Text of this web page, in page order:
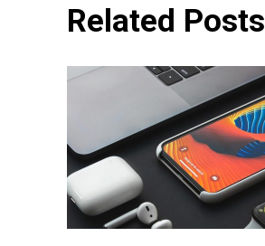
Related Posts